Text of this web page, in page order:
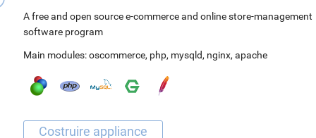
A free and open source e-commerce and online store-management
software program
Main modules:oscommerce, php, mysqld, nginx, apache